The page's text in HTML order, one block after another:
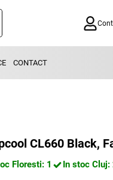
CONTACT
CL660 Black,
Floresti: 1 In stoc Cluj: